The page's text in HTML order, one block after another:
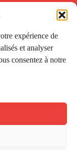
expérience de
et analyser
consentez à notre